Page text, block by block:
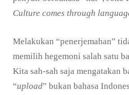
Culture comes through
Melakukan “penerjemahan”
memilih hegemoni salah satu
Kita sah-sah saja mengatakan
“upload” bukan bahasa